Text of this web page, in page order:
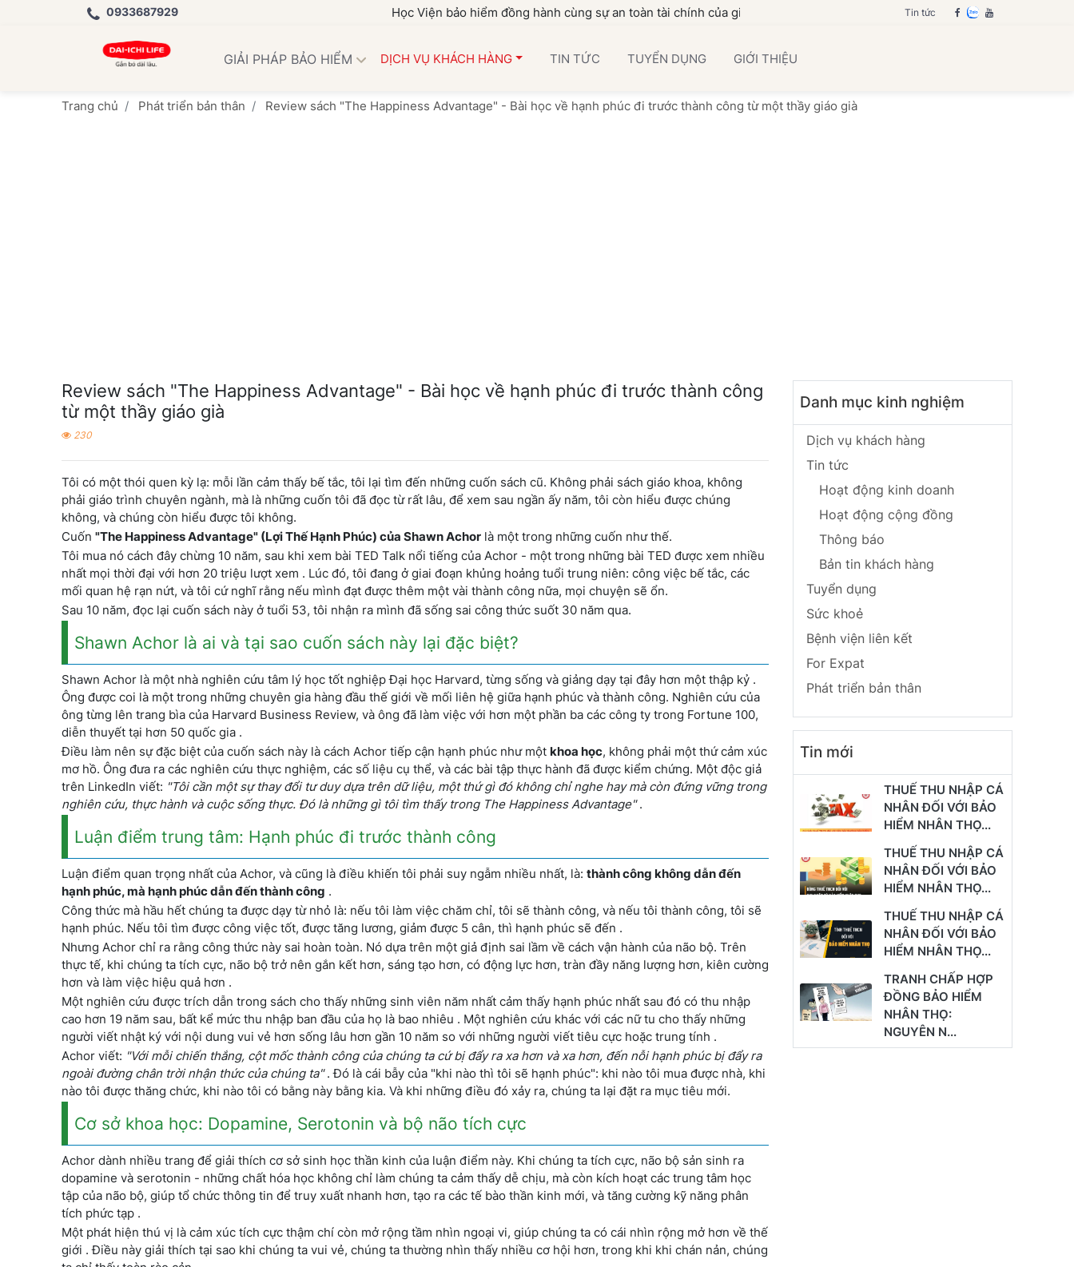
0933687929 Học Viện bảo hiểm đồng hành cùng sự an toàn tài chính của gia đình bạn Tin tức
GIẢI PHÁP BẢO HIỂM DỊCH VỤ KHÁCH HÀNG TIN TỨC TUYỂN DỤNG GIỚI THIỆU
Trang chủ Phát triển bản thân Review sách "The Happiness Advantage" - Bài học về hạnh phúc đi trước thành công từ một thầy giáo già
Review sách "The Happiness Advantage" - Bài học về hạnh phúc đi trước thành công
từ một thầy giáo già
230
Tôi có một thói quen kỳ lạ: mỗi lần cảm thấy bế tắc, tôi lại tìm đến những cuốn sách cũ. Không phải sách giáo khoa, không
phải giáo trình chuyên ngành, mà là những cuốn tôi đã đọc từ rất lâu, để xem sau ngần ấy năm, tôi còn hiểu được chúng
không, và chúng còn hiểu được tôi không.
Cuốn "The Happiness Advantage" (Lợi Thế Hạnh Phúc) của Shawn Achor là một trong những cuốn như thế.
Tôi mua nó cách đây chừng 10 năm, sau khi xem bài TED Talk nổi tiếng của Achor - một trong những bài TED được xem nhiều
nhất mọi thời đại với hơn 20 triệu lượt xem . Lúc đó, tôi đang ở giai đoạn khủng hoảng tuổi trung niên: công việc bế tắc, các
mối quan hệ rạn nứt, và tôi cứ nghĩ rằng nếu mình đạt được thêm một vài thành công nữa, mọi chuyện sẽ ổn.
Sau 10 năm, đọc lại cuốn sách này ở tuổi 53, tôi nhận ra mình đã sống sai công thức suốt 30 năm qua.
Shawn Achor là ai và tại sao cuốn sách này lại đặc biệt?
Shawn Achor là một nhà nghiên cứu tâm lý học tốt nghiệp Đại học Harvard, từng sống và giảng dạy tại đây hơn một thập kỷ .
Ông được coi là một trong những chuyên gia hàng đầu thế giới về mối liên hệ giữa hạnh phúc và thành công. Nghiên cứu của
ông từng lên trang bìa của Harvard Business Review, và ông đã làm việc với hơn một phần ba các công ty trong Fortune 100,
diễn thuyết tại hơn 50 quốc gia .
Điều làm nên sự đặc biệt của cuốn sách này là cách Achor tiếp cận hạnh phúc như một khoa học, không phải một thứ cảm xúc
mơ hồ. Ông đưa ra các nghiên cứu thực nghiệm, các số liệu cụ thể, và các bài tập thực hành đã được kiểm chứng. Một độc giả
trên LinkedIn viết: "Tôi cần một sự thay đổi tư duy dựa trên dữ liệu, một thứ gì đó không chỉ nghe hay mà còn đứng vững trong
nghiên cứu, thực hành và cuộc sống thực. Đó là những gì tôi tìm thấy trong The Happiness Advantage".
Luận điểm trung tâm: Hạnh phúc đi trước thành công
Luận điểm quan trọng nhất của Achor, và cũng là điều khiến tôi phải suy ngẫm nhiều nhất, là: thành công không dẫn đến
hạnh phúc, mà hạnh phúc dẫn đến thành công .
Công thức mà hầu hết chúng ta được dạy từ nhỏ là: nếu tôi làm việc chăm chỉ, tôi sẽ thành công, và nếu tôi thành công, tôi sẽ
hạnh phúc. Nếu tôi tìm được công việc tốt, được tăng lương, giảm được 5 cân, thì hạnh phúc sẽ đến .
Nhưng Achor chỉ ra rằng công thức này sai hoàn toàn. Nó dựa trên một giả định sai lầm về cách vận hành của não bộ. Trên
thực tế, khi chúng ta tích cực, não bộ trở nên gắn kết hơn, sáng tạo hơn, có động lực hơn, tràn đầy năng lượng hơn, kiên cường
hơn và làm việc hiệu quả hơn .
Một nghiên cứu được trích dẫn trong sách cho thấy những sinh viên năm nhất cảm thấy hạnh phúc nhất sau đó có thu nhập
cao hơn 19 năm sau, bất kể mức thu nhập ban đầu của họ là bao nhiêu . Một nghiên cứu khác với các nữ tu cho thấy những
người viết nhật ký với nội dung vui vẻ hơn sống lâu hơn gần 10 năm so với những người viết tiêu cực hoặc trung tính .
Achor viết: "Với mỗi chiến thắng, cột mốc thành công của chúng ta cứ bị đẩy ra xa hơn và xa hơn, đến nỗi hạnh phúc bị đẩy ra
ngoài đường chân trời nhận thức của chúng ta". Đó là cái bẫy của "khi nào thì tôi sẽ hạnh phúc": khi nào tôi mua được nhà, khi
nào tôi được thăng chức, khi nào tôi có bằng này bằng kia. Và khi những điều đó xảy ra, chúng ta lại đặt ra mục tiêu mới.
Cơ sở khoa học: Dopamine, Serotonin và bộ não tích cực
Achor dành nhiều trang để giải thích cơ sở sinh học thần kinh của luận điểm này. Khi chúng ta tích cực, não bộ sản sinh ra
dopamine và serotonin - những chất hóa học không chỉ làm chúng ta cảm thấy dễ chịu, mà còn kích hoạt các trung tâm học
tập của não bộ, giúp tổ chức thông tin để truy xuất nhanh hơn, tạo ra các tế bào thần kinh mới, và tăng cường kỹ năng phân
tích phức tạp .
Một phát hiện thú vị là cảm xúc tích cực thậm chí còn mở rộng tầm nhìn ngoại vi, giúp chúng ta có cái nhìn rộng mở hơn về thế
giới . Điều này giải thích tại sao khi chúng ta vui vẻ, chúng ta thường nhìn thấy nhiều cơ hội hơn, trong khi khi chán nản, chúng
Danh mục kinh nghiệm
Dịch vụ khách hàng
Tin tức
Hoạt động kinh doanh
Hoạt động cộng đồng
Thông báo
Bản tin khách hàng
Tuyển dụng
Sức khoẻ
Bệnh viện liên kết
For Expat
Phát triển bản thân
Tin mới
THUẾ THU NHẬP CÁ
NHÂN ĐỐI VỚI BẢO
HIỂM NHÂN THỌ...
THUẾ THU NHẬP CÁ
NHÂN ĐỐI VỚI BẢO
HIỂM NHÂN THỌ...
THUẾ THU NHẬP CÁ
NHÂN ĐỐI VỚI BẢO
HIỂM NHÂN THỌ...
TRANH CHẤP HỢP
ĐỒNG BẢO HIỂM
NHÂN THỌ:
NGUYÊN N...